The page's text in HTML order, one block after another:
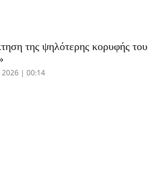
της ψηλότερης κορυφής του
2026 | 00:14